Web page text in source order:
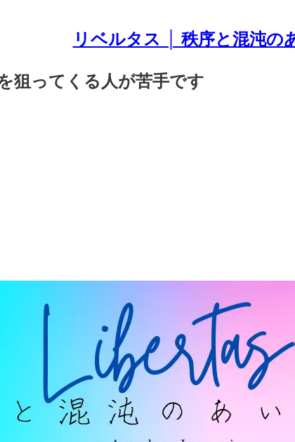
リベルタス │ 秩序と混沌の
狙ってくる人が苦手です